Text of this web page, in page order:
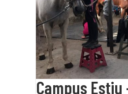
Campus Estiu